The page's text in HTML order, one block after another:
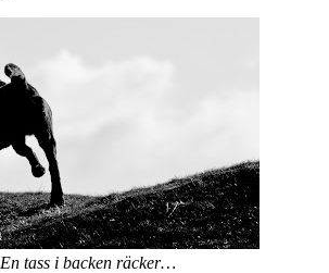
En tass i backen räcker…